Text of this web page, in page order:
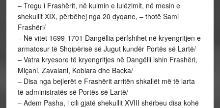
– Tregu i Frashërit, në kulmin e lulëzimit, në mesin e
shekullit XIX, përbëhej nga 20 dyqane, – thotë Sami
Frashëri/
– Në vitet 1699-1701 Dangëllia përfshihet në kryengritjen e
armatosur të Shqipërisë së Jugut kundër Portës së Lartë/
– Vatra kryesore të kryengritjes në Dangëlli ishin Frashëri,
Miçani, Zavalani, Koblara dhe Backa/
– Disa nga bejlerët e Frashërit arritën shkallët më të larta
të administratës së Portës së Lartë/
– Adem Pasha, i cili gjatë shekullit XVIII shërbeu disa kohë